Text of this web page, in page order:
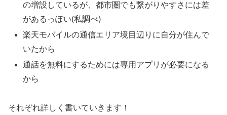
の増設しているが、都市圏でも繋がりやすさには差
があるっぽい(私調べ)
楽天モバイルの通信エリア境目辺りに自分が住んで
いたから
通話を無料にするためには専用アプリが必要になる
から
それぞれ詳しく書いていきます！